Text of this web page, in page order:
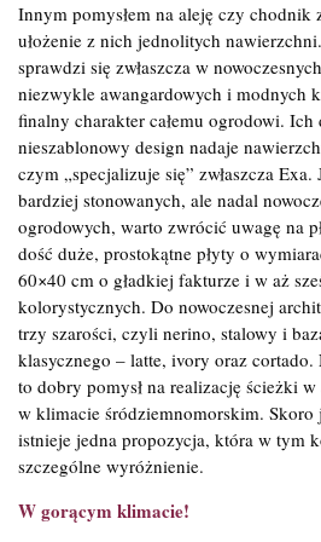
Innym pomysłem na aleję czy chodnik
ułożenie z nich jednolitych
sprawdzi się zwłaszcza w
niezwykle awangardowych i modnych
finalny charakter całemu ogrodowi.
nieszablonowy design nadaje
czym „specjalizuje się” zwłaszcza
bardziej stonowanych, ale nadal
ogrodowych, warto zwrócić uwagę na
dość duże, prostokątne płyty o
60×40 cm o gładkiej fakturze i w aż
kolorystycznych. Do nowoczesnej
trzy szarości, czyli nerino, stalowy i
klasycznego – latte, ivory oraz cortado.
to dobry pomysł na realizację ścieżki
w klimacie śródziemnomorskim. Skoro
istnieje jedna propozycja, która w tym
szczególne wyróżnienie.
W gorącym klimacie!